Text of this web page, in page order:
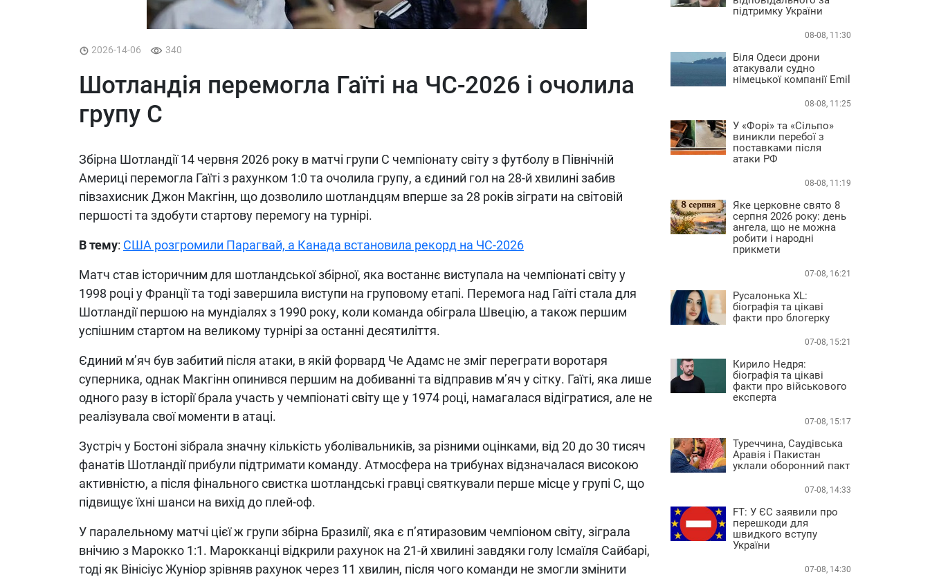
2026-14-06 340
Шотландія перемогла Гаїті на ЧС-2026 і очолила
групу C
Збірна Шотландії 14 червня 2026 року в матчі групи C чемпіонату світу з футболу в Північній
Америці перемогла Гаїті з рахунком 1:0 та очолила групу, а єдиний гол на 28-й хвилині забив
півзахисник Джон Макгінн, що дозволило шотландцям вперше за 28 років зіграти на світовій
першості та здобути стартову перемогу на турнірі.
В тему: США розгромили Парагвай, а Канада встановила рекорд на ЧС-2026
Матч став історичним для шотландської збірної, яка востаннє виступала на чемпіонаті світу у
1998 році у Франції та тоді завершила виступи на груповому етапі. Перемога над Гаїті стала для
Шотландії першою на мундіалях з 1990 року, коли команда обіграла Швецію, а також першим
успішним стартом на великому турнірі за останні десятиліття.
Єдиний м’яч був забитий після атаки, в якій форвард Че Адамс не зміг переграти воротаря
суперника, однак Макгінн опинився першим на добиванні та відправив м’яч у сітку. Гаїті, яка лише
одного разу в історії брала участь у чемпіонаті світу ще у 1974 році, намагалася відігратися, але не
реалізувала свої моменти в атаці.
Зустріч у Бостоні зібрала значну кількість уболівальників, за різними оцінками, від 20 до 30 тисяч
фанатів Шотландії прибули підтримати команду. Атмосфера на трибунах відзначалася високою
активністю, а після фінального свистка шотландські гравці святкували перше місце у групі C, що
підвищує їхні шанси на вихід до плей-оф.
У паралельному матчі цієї ж групи збірна Бразилії, яка є п’ятиразовим чемпіоном світу, зіграла
внічию з Марокко 1:1. Марокканці відкрили рахунок на 21-й хвилині завдяки голу Ісмаїля Сайбарі,
тоді як Вінісіус Жуніор зрівняв рахунок через 11 хвилин, після чого команди не змогли змінити
підтримку України
08-08, 11:30
Біля Одеси дрони
атакували судно
німецької компанії Emil
08-08, 11:25
У «Форі» та «Сільпо»
виникли перебої з
поставками після
атаки РФ
08-08, 11:19
Яке церковне свято 8
серпня 2026 року: день
ангела, що не можна
робити і народні
прикмети
07-08, 16:21
Русалонька XL:
біографія та цікаві
факти про блогерку
07-08, 15:21
Кирило Недря:
біографія та цікаві
факти про військового
експерта
07-08, 15:17
Туреччина, Саудівська
Аравія і Пакистан
уклали оборонний пакт
07-08, 14:33
FT: У ЄС заявили про
перешкоди для
швидкого вступу
України
07-08, 14:30